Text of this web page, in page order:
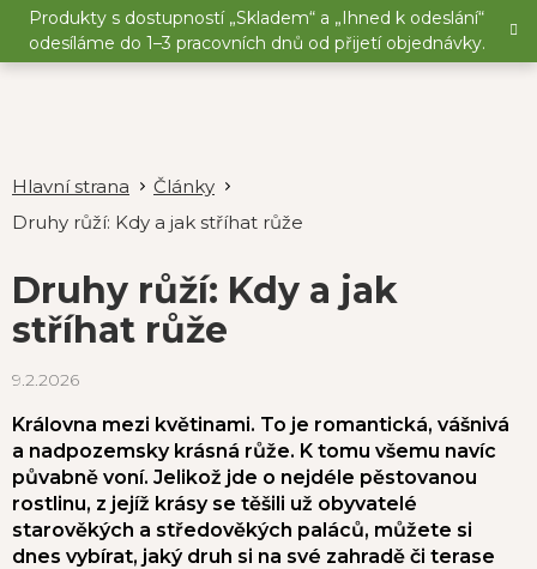
Přejít
obsah
Produkty s dostupností „Skladem“ a „Ihned k odeslání“
odesíláme do 1–3 pracovních dnů od přijetí objednávky.
Články
Druhy růží: Kdy a jak stříhat růže
Druhy růží: Kdy a jak
stříhat růže
9.2.2026
Královna mezi květinami. To je romantická, vášnivá
a nadpozemsky krásná růže. K tomu všemu navíc
půvabně voní. Jelikož jde o nejdéle pěstovanou
rostlinu, z jejíž krásy se těšili už obyvatelé
starověkých a středověkých paláců, můžete si
dnes vybírat, jaký druh si na své zahradě či terase